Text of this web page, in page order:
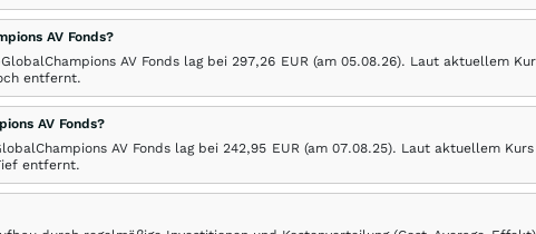
AV Fonds?
AV Fonds lag bei 297,26 EUR (am 05.08.26). Laut aktuellem
entfernt.
AV Fonds?
AV Fonds lag bei 242,95 EUR (am 07.08.25). Laut aktuellem
entfernt.